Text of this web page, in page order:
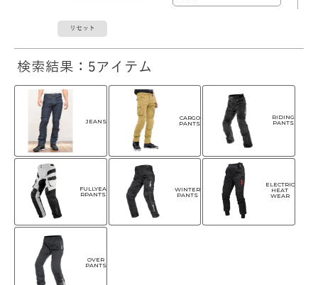
リセット
検索結果：5アイテム
JEANS
CARGO
PANTS
RIDING
PANTS
FULLYEA
RPANTS
WINTER
PANTS
ELECTRIC
HEAT
WEAR
OVER
PANTS